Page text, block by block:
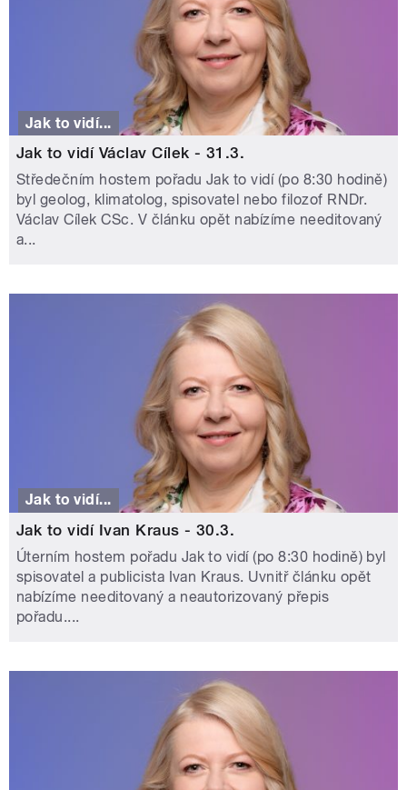
Jak to vidí...
Jak to vidí Václav Cílek - 31.3.
Středečním hostem pořadu Jak to vidí (po 8:30 hodině)
byl geolog, klimatolog, spisovatel nebo filozof RNDr.
Václav Cílek CSc. V článku opět nabízíme needitovaný
a...
Jak to vidí...
Jak to vidí Ivan Kraus - 30.3.
Úterním hostem pořadu Jak to vidí (po 8:30 hodině) byl
spisovatel a publicista Ivan Kraus. Uvnitř článku opět
nabízíme needitovaný a neautorizovaný přepis
pořadu....